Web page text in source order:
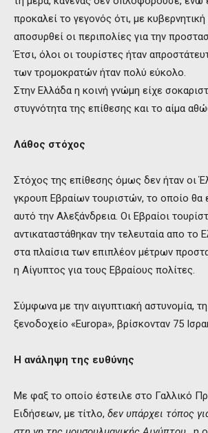
προκαλεί το γεγονός ότι, με κυβερνητική
αποσυρθεί οι περιπολίες για την
Έτσι, όλοι οι τουρίστες ήταν
των τρομοκρατών ήταν πολύ εύκολο.
Στην Ελλάδα η κοινή γνώμη είχε
στυγνότητα της επίθεσης και το αίμα
Λάθος στόχος
Στόχος της επίθεσης όμως δεν ήταν οι
γκρουπ Εβραίων τουριστών, το οποίο θα
αυτό την Αλεξάνδρεια. Οι Εβραίοι
αντικαταστάθηκαν την τελευταία απο το
στα πλαίσια των επιπλέον μέτρων
η Αίγυπτος για τους Εβραίους πολίτες.
Σύμφωνα με την αιγυπτιακή αστυνομία,
ξενοδοχείο «Europa», βρίσκονταν 75
Η ανάληψη της ευθύνης
Με φαξ το οποίο έστειλε στο Γαλλικό
Ειδήσεων, με τίτλο, δεν υπάρχει τόπος